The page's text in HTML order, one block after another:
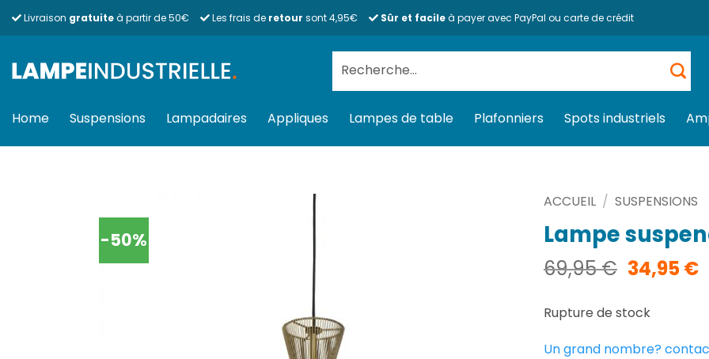
Livraison gratuiteà partir de 50€ Les frais de retour sont 4,95€ Sûr et facileà payer avec PayPal ou carte de crédit
pour :
Home Suspensions Lampadaires Appliques Lampes de table Plafonniers Spots industriels
-50%
ACCUEIL / SUSPENSIONS
Lampe
69,95€ Le
prix
initial
était :
69,95 €.
34,95€Le
Rupture de stock
Un grand nombre?